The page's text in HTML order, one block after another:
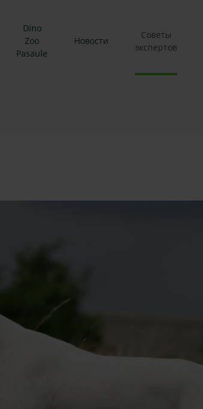
Dino
Zoo
Pasaule
Новости
Советы
экспертов